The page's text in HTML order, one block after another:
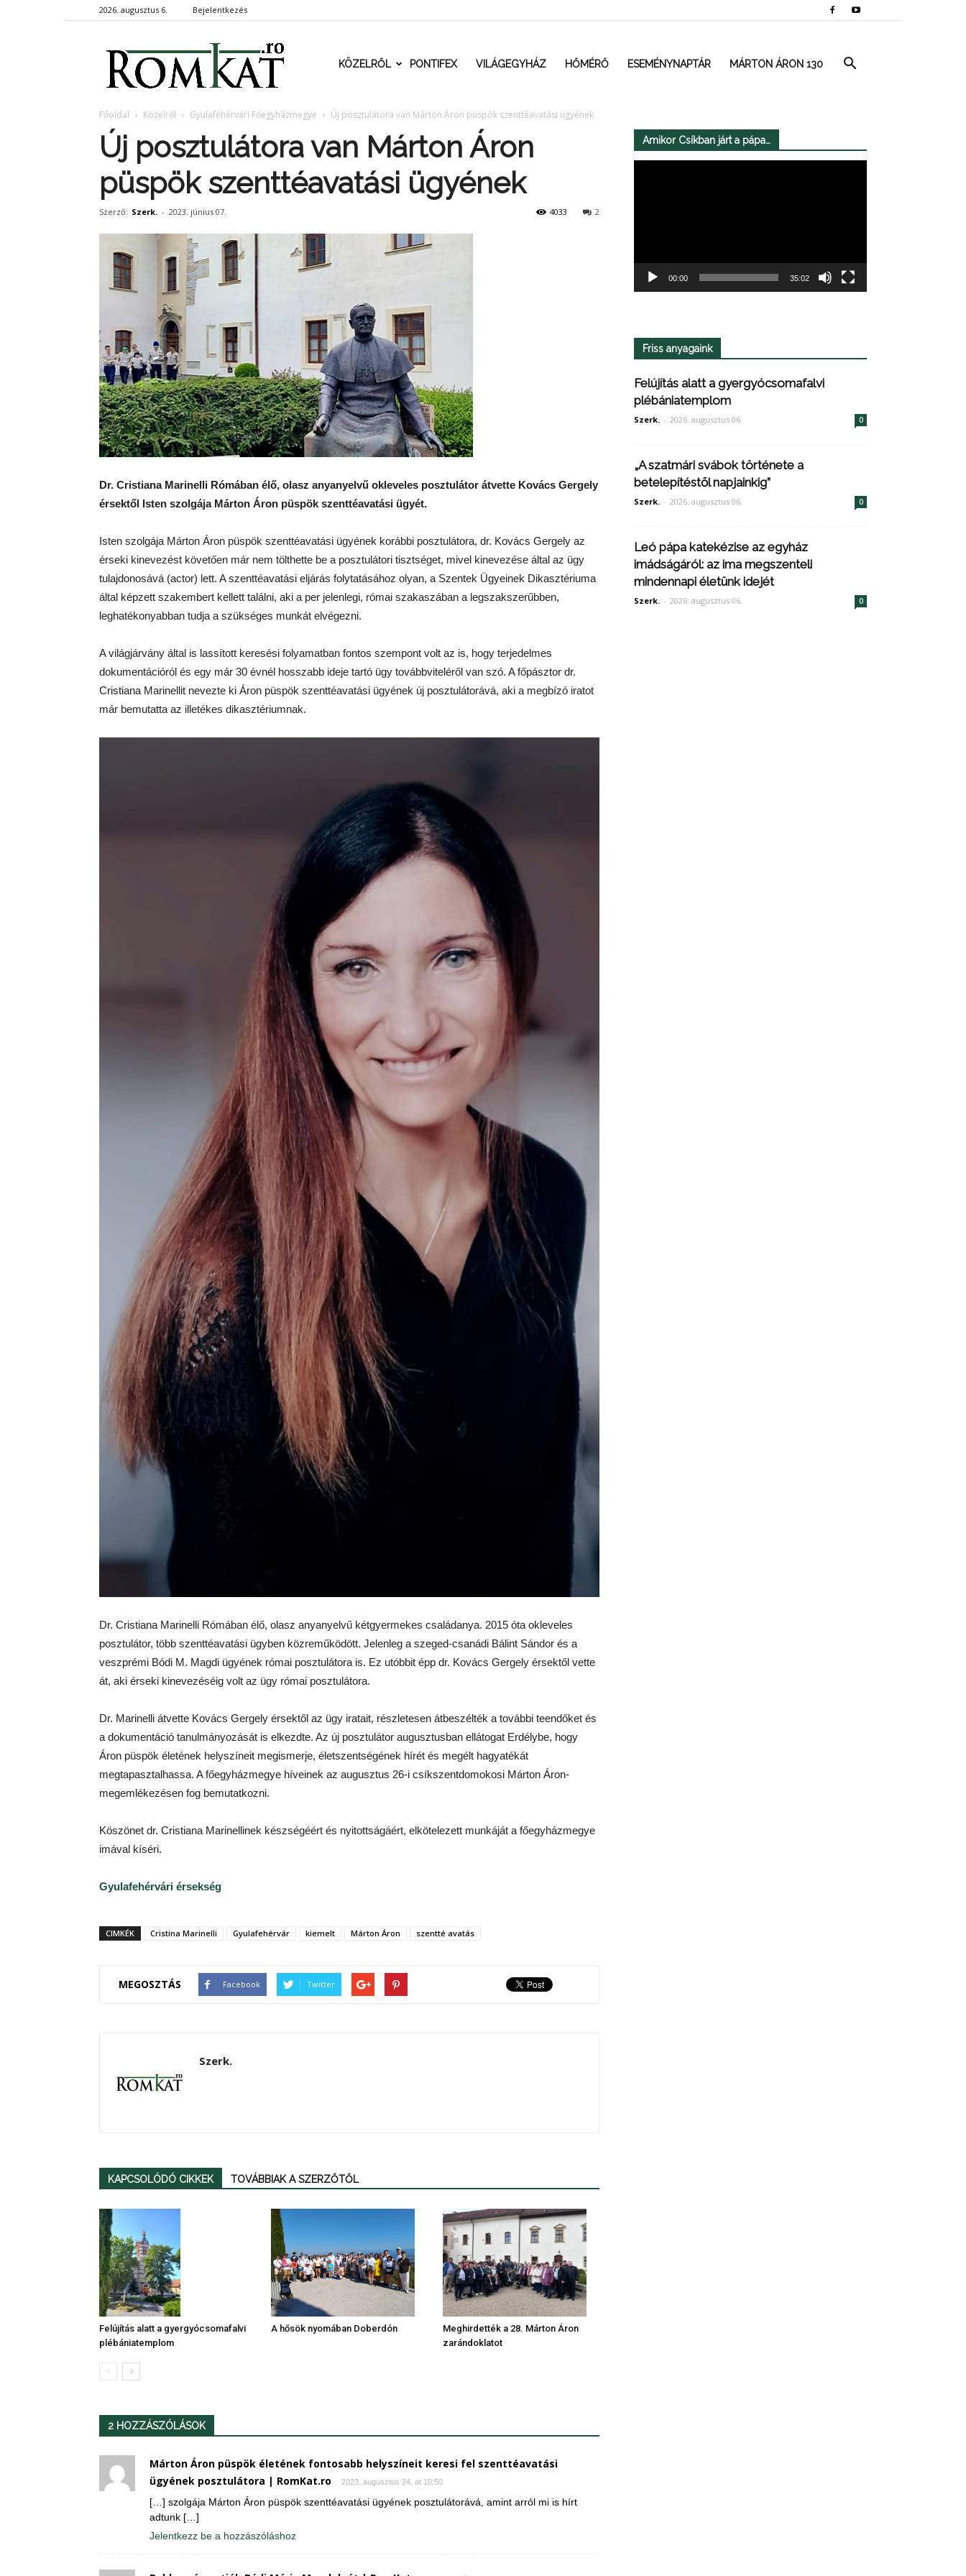
2026. augusztus 6. Bejelentkezés
RomKat.roKÖZELRŐL PONTIFEX VILÁGEGYHÁZ HŐMÉRŐ ESEMÉNYNAPTÁR MÁRTON ÁRON 130
Főoldal Közelről Gyulafehérvári Főegyházmegye Új posztulátora van Márton Áron püspök szenttéavatási ügyének
Új posztulátora van Márton Áron
püspök szenttéavatási ügyének
Szerző: Szerk. - 2023. június 07. 2
4033
Dr. Cristiana Marinelli Rómában élő, olasz anyanyelvű okleveles posztulátor átvette Kovács Gergely
érsektől Isten szolgája Márton Áron püspök szenttéavatási ügyét.
Isten szolgája Márton Áron püspök szenttéavatási ügyének korábbi posztulátora, dr. Kovács Gergely az
érseki kinevezést követően már nem tölthette be a posztulátori tisztséget, mivel kinevezése által az ügy
tulajdonosává (actor) lett. A szenttéavatási eljárás folytatásához olyan, a Szentek Ügyeinek Dikasztériuma
által képzett szakembert kellett találni, aki a per jelenlegi, római szakaszában a legszakszerűbben,
leghatékonyabban tudja a szükséges munkát elvégezni.
A világjárvány által is lassított keresési folyamatban fontos szempont volt az is, hogy terjedelmes
dokumentációról és egy már 30 évnél hosszabb ideje tartó ügy továbbviteléről van szó. A főpásztor dr.
Cristiana Marinellit nevezte ki Áron püspök szenttéavatási ügyének új posztulátorává, aki a megbízó iratot
már bemutatta az illetékes dikasztériumnak.
Dr. Cristiana Marinelli Rómában élő, olasz anyanyelvű kétgyermekes családanya. 2015 óta okleveles
posztulátor, több szenttéavatási ügyben közreműködött. Jelenleg a szeged-csanádi Bálint Sándor és a
veszprémi Bódi M. Magdi ügyének római posztulátora is. Ez utóbbit épp dr. Kovács Gergely érsektől vette
át, aki érseki kinevezéséig volt az ügy római posztulátora.
Dr. Marinelli átvette Kovács Gergely érsektől az ügy iratait, részletesen átbeszélték a további teendőket és
a dokumentáció tanulmányozását is elkezdte. Az új posztulátor augusztusban ellátogat Erdélybe, hogy
Áron püspök életének helyszíneit megismerje, életszentségének hírét és megélt hagyatékát
megtapasztalhassa. A főegyházmegye híveinek az augusztus 26-i csíkszentdomokosi Márton Áron-
megemlékezésen fog bemutatkozni.
Köszönet dr. Cristiana Marinellinek készségéért és nyitottságáért, elkötelezett munkáját a főegyházmegye
imával kíséri.
Gyulafehérvári érsekség
CIMKÉK Cristina Marinelli Gyulafehérvár kiemelt Márton Áron szentté avatás
MEGOSZTÁS Facebook Twitter
Szerk.
KAPCSOLÓDÓ CIKKEK TOVÁBBIAK A SZERZŐTŐL
Felújítás alatt a gyergyócsomafalvi
plébániatemplom
A hősök nyomában Doberdón
Meghirdették a 28. Márton Áron
zarándoklatot
2 HOZZÁSZÓLÁSOK
Márton Áron püspök életének fontosabb helyszíneit keresi fel szenttéavatási
ügyének posztulátora | RomKat.ro
2023. augusztus 24. at 10:50
[…] szolgája Márton Áron püspök szenttéavatási ügyének posztulátorává, amint arról mi is hírt
adtunk […]
Jelentkezz be a hozzászóláshoz
Amikor Csíkban járt a pápa…
00:00 35:02
Friss anyagaink
Felújítás alatt a gyergyócsomafalvi
plébániatemplom
Szerk. - 2026. augusztus 06. 0
„A szatmári svábok története a
betelepítéstől napjainkig”
Szerk. - 2026. augusztus 06. 0
Leó pápa katekézise az egyház
imádságáról: az ima megszenteli
mindennapi életünk idejét
Szerk. - 2026. augusztus 06. 0